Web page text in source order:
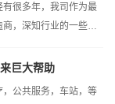
很多年，我司作为最
，深知行业的一些痛
巨大帮助
，公共服务，车站，等